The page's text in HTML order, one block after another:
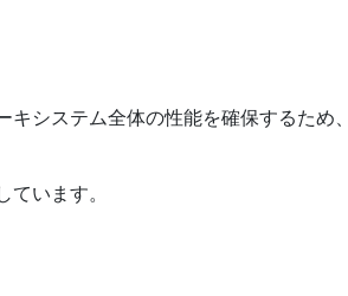
キシステム全体の性能を確保するため
ています。